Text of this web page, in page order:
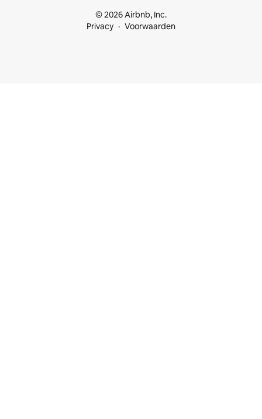
© 2026 Airbnb, Inc.
Privacy
Voorwaarden